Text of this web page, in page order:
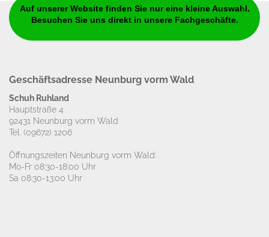
Auf unserer Website finden Sie nur eine kleine Auswahl.
Besuchen Sie uns direkt in unsere Fachgeschäfte.
Geschäftsadresse Neunburg vorm Wald
Schuh Ruhland
Hauptstraße 4
92431 Neunburg vorm Wald
Tel. (09672) 1206
Öffnungszeiten Neunburg vorm Wald:
Mo-Fr 08:30-18:00 Uhr
Sa 08:30-13:00 Uhr